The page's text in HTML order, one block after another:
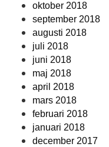
oktober 2018
september 2018
augusti 2018
juli 2018
juni 2018
maj 2018
april 2018
mars 2018
februari 2018
januari 2018
december 2017